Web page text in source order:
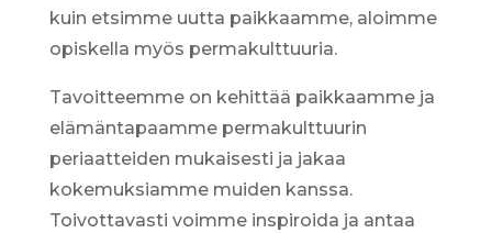
kuin etsimme uutta paikkaamme, aloimme
opiskella myös permakulttuuria.
Tavoitteemme on kehittää paikkaamme ja
elämäntapaamme permakulttuurin
periaatteiden mukaisesti ja jakaa
kokemuksiamme muiden kanssa.
Toivottavasti voimme inspiroida ja antaa